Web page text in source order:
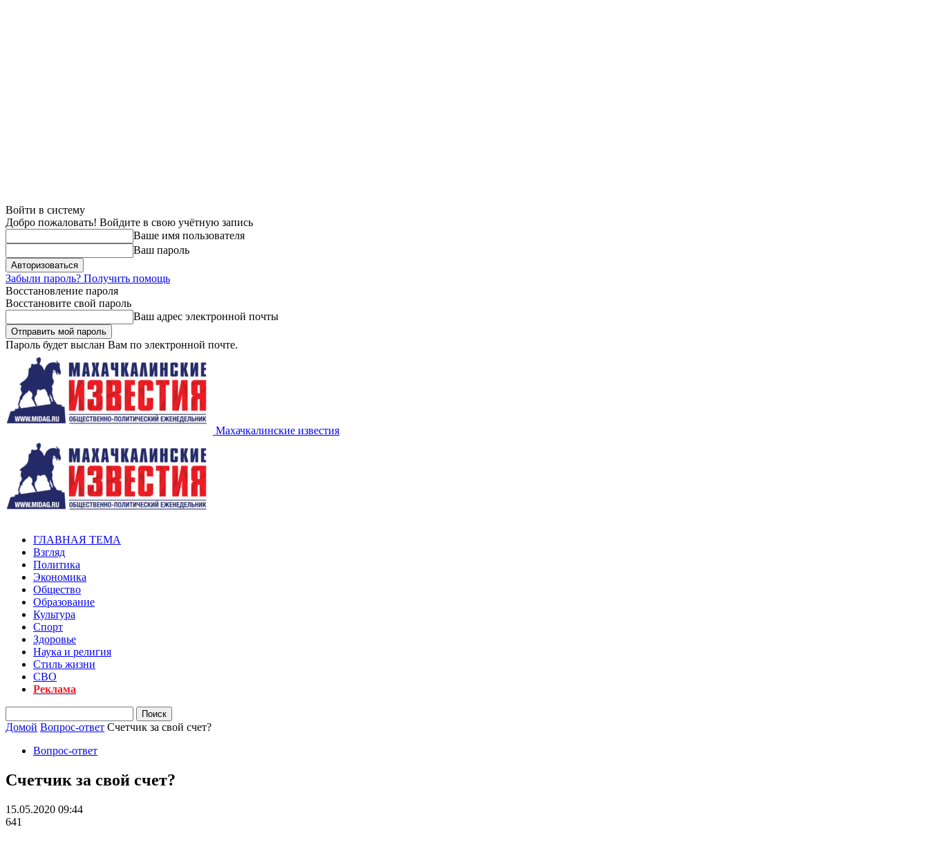
Войти в систему
Добро пожаловать! Войдите в свою учётную запись
Ваше имя пользователя
Ваш пароль
Забыли пароль? Получить помощь
Восстановление пароля
Восстановите свой пароль
Ваш адрес электронной почты
Пароль будет выслан Вам по электронной почте.
Махачкалинские известия
ГЛАВНАЯ ТЕМА
Взгляд
Политика
Экономика
Общество
Образование
Культура
Спорт
Здоровье
Наука и религия
Стиль жизни
СВО
Реклама
Домой Вопрос-ответ Счетчик за свой счет?
Вопрос-ответ
Счетчик за свой счет?
15.05.2020 09:44
641